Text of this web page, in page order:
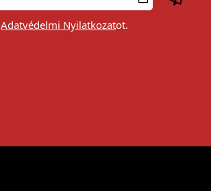
Adatvédelmi Nyilatkozatot.